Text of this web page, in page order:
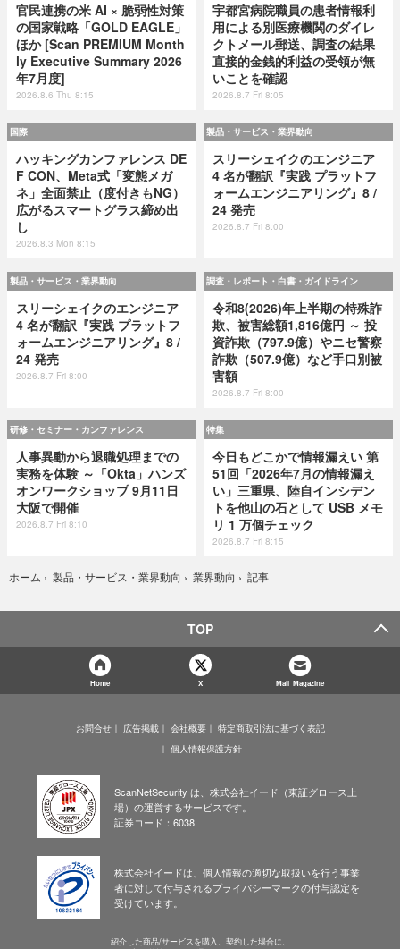
官民連携の米 AI × 脆弱性対策
の国家戦略「GOLD EAGLE」
ほか [Scan PREMIUM Month
ly Executive Summary 2026
年7月度]
2026.8.6 Thu 8:15
宇都宮病院職員の患者情報利
用による別医療機関のダイレ
クトメール郵送、調査の結果
直接的金銭的利益の受領が無
いことを確認
2026.8.7 Fri 8:05
国際
ハッキングカンファレンス DE
F CON、Meta式「変態メガ
ネ」全面禁止（度付きもNG）
広がるスマートグラス締め出
し
2026.8.3 Mon 8:15
製品・サービス・業界動向
スリーシェイクのエンジニア
4 名が翻訳『実践 プラットフ
ォームエンジニアリング』8 /
24 発売
2026.8.7 Fri 8:00
製品・サービス・業界動向
スリーシェイクのエンジニア
4 名が翻訳『実践 プラットフ
ォームエンジニアリング』8 /
24 発売
2026.8.7 Fri 8:00
調査・レポート・白書・ガイドライン
令和8(2026)年上半期の特殊詐
欺、被害総額1,816億円 ～ 投
資詐欺（797.9億）やニセ警察
詐欺（507.9億）など手口別被
害額
2026.8.7 Fri 8:00
研修・セミナー・カンファレンス
人事異動から退職処理までの
実務を体験 ～「Okta」ハンズ
オンワークショップ 9月11日
大阪で開催
2026.8.7 Fri 8:10
特集
今日もどこかで情報漏えい 第
51回「2026年7月の情報漏え
い」三重県、陸自インシデン
トを他山の石として USB メモ
リ 1 万個チェック
2026.8.7 Fri 8:15
ホーム › 製品・サービス・業界動向 › 業界動向 › 記事
TOP
Home X Mail Magazine
お問合せ 広告掲載 会社概要
特定商取引法に基づく表記
個人情報保護方針
ScanNetSecurity は、株式会社イード（東証グロース上
場）の運営するサービスです。
証券コード：6038
株式会社イードは、個人情報の適切な取扱いを行う事業
者に対して付与されるプライバシーマークの付与認定を
受けています。
紹介した商品/サービスを購入、契約した場合に、